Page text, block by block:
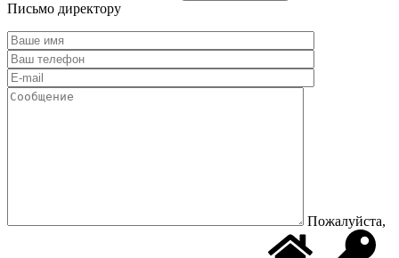
Письмо директору
Пожалуйста,